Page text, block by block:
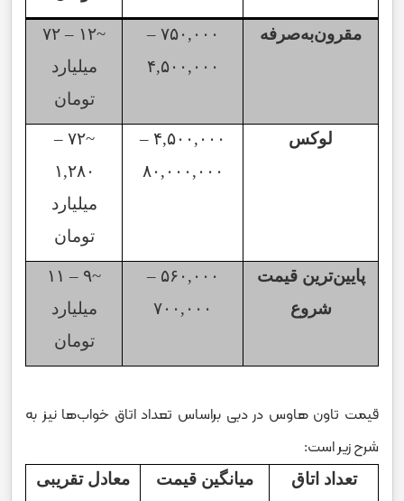
مقرون‌به‌صرفه ۷۵۰,۰۰۰ –
۴,۵۰۰,۰۰۰
~۱۲ –
میلیارد
تومان
لوکس ۴,۵۰۰,۰۰۰ –
۸۰,۰۰۰,۰۰۰
~۷۲
–
۱,۲۸۰
میلیارد
تومان
پایین‌ترین قیمت
شروع
۵۶۰,۰۰۰ –
۷۰۰,۰۰۰
~۹ –
میلیارد
تومان
قیمت تاون هاوس در دبی براساس تعداد اتاق خواب‌ها نیز به
شرح زیر است:
تعداد اتاق
میانگین قیمت
معادل تقریبی